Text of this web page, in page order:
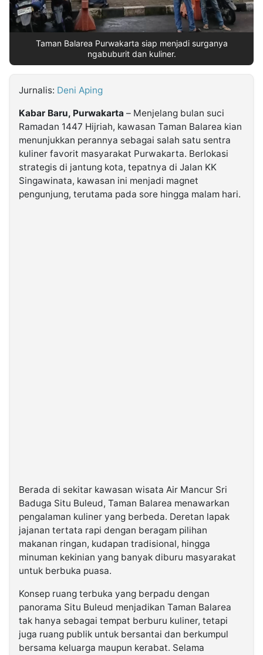
Kabarbaru.co
2026
Taman Balarea Purwakarta siap menjadi surganya
ngabuburit dan kuliner.
Jurnalis: Deni Aping
Kabar Baru, Purwakarta – Menjelang bulan suci
Ramadan 1447 Hijriah, kawasan Taman Balarea kian
menunjukkan perannya sebagai salah satu sentra
kuliner favorit masyarakat Purwakarta. Berlokasi
strategis di jantung kota, tepatnya di Jalan KK
Singawinata, kawasan ini menjadi magnet
pengunjung, terutama pada sore hingga malam hari.
Berada di sekitar kawasan wisata Air Mancur Sri
Baduga Situ Buleud, Taman Balarea menawarkan
pengalaman kuliner yang berbeda. Deretan lapak
jajanan tertata rapi dengan beragam pilihan
makanan ringan, kudapan tradisional, hingga
minuman kekinian yang banyak diburu masyarakat
untuk berbuka puasa.
Konsep ruang terbuka yang berpadu dengan
panorama Situ Buleud menjadikan Taman Balarea
tak hanya sebagai tempat berburu kuliner, tetapi
juga ruang publik untuk bersantai dan berkumpul
bersama keluarga maupun kerabat. Selama